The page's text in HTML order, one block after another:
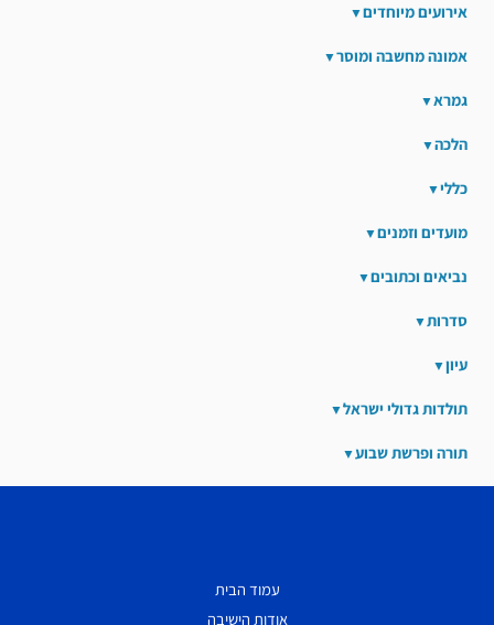
אירועים מיוחדים
אמונה מחשבה ומוסר
גמרא
הלכה
כללי
מועדים וזמנים
נביאים וכתובים
סדרות
עיון
תולדות גדולי ישראל
תורה ופרשת שבוע
עמוד הבית
אודות הישיבה